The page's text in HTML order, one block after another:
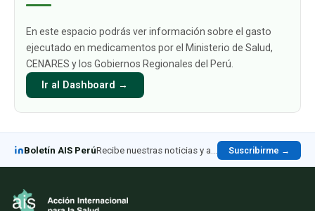
En este espacio podrás ver información sobre el gasto
ejecutado en medicamentos por el Ministerio de Salud,
CENARES y los Gobiernos Regionales del Perú.
Ir al Dashboard →
Boletín AIS PerúRecibe nuestras noticias y análisis en LinkedIn Suscribirme →